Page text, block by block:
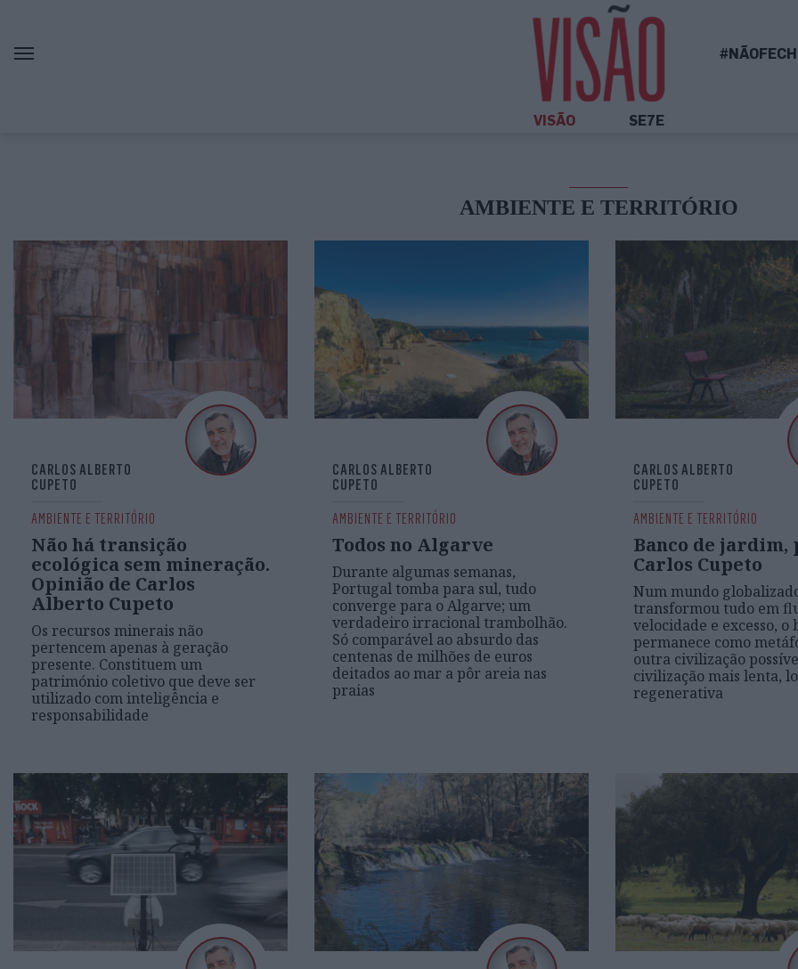
VISÃO SE7E
AMBIENTE E TERRITÓRIO
AMBIENTE E TERRITÓRIO
Não há transição
ecológica sem mineração.
Opinião de Carlos
Alberto Cupeto
Os recursos minerais não
pertencem apenas à geração
presente. Constituem um
património coletivo que deve ser
utilizado com inteligência e
responsabilidade
CARLOS ALBERTO
CUPETO
AMBIENTE E TERRITÓRIO
Todos no Algarve
Durante algumas semanas,
Portugal tomba para sul, tudo
converge para o Algarve; um
verdadeiro irracional trambolhão.
Só comparável ao absurdo das
centenas de milhões de euros
deitados ao mar a pôr areia nas
praias
CARLOS ALBERTO
CUPETO
AMBIENTE E TERRITÓRIO
Banco de jardim,
Carlos Cupeto
Num mundo
transformou tudo em
velocidade e excesso, o
permanece como
outra civilização
civilização mais lenta,
regenerativa
CARLOS ALBERTO
CUPETO